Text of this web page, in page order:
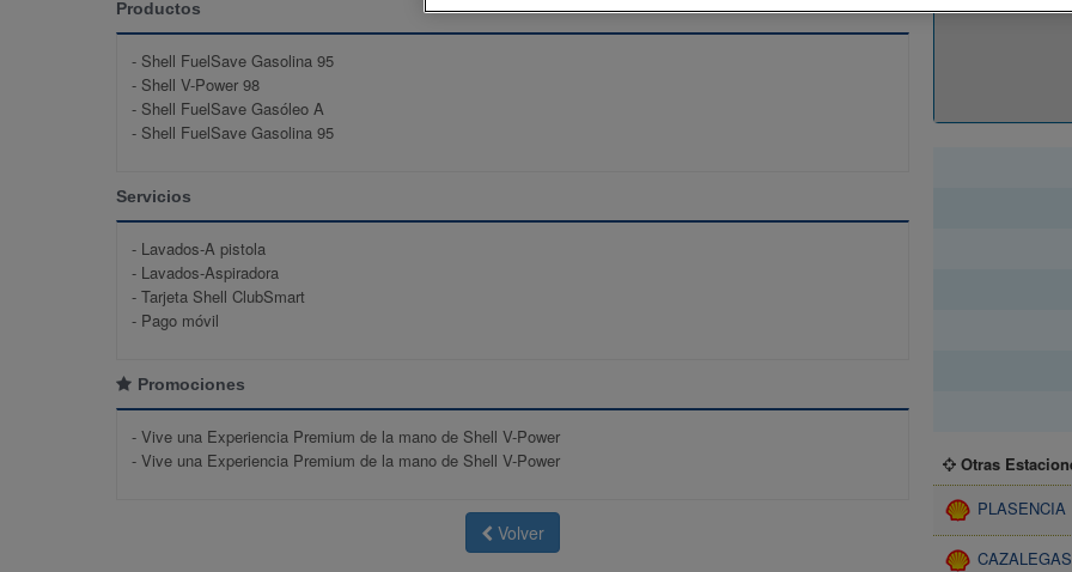
Productos
- Shell FuelSave Gasolina 95
- Shell V-Power 98
- Shell FuelSave Gasóleo A
- Shell FuelSave Gasolina 95
Servicios
- Lavados-A pistola
- Lavados-Aspiradora
- Tarjeta Shell ClubSmart
- Pago móvil
Promociones
- Vive una Experiencia Premium de la mano de Shell V-Power
- Vive una Experiencia Premium de la mano de Shell V-Power
Volver
Otras
PLASENCIA
CAZALEGAS